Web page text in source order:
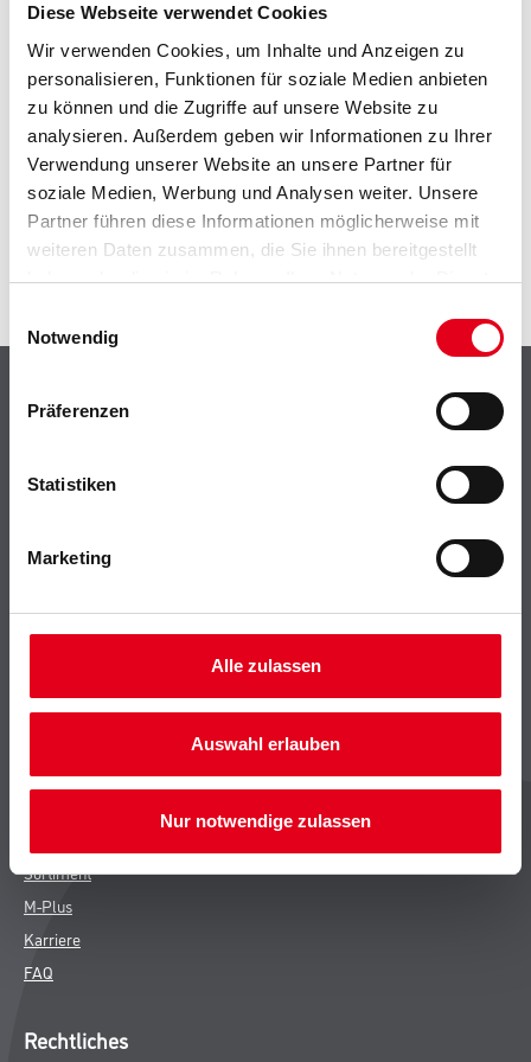
Diese Webseite verwendet Cookies
Wir verwenden Cookies, um Inhalte und Anzeigen zu
personalisieren, Funktionen für soziale Medien anbieten
zu können und die Zugriffe auf unsere Website zu
analysieren. Außerdem geben wir Informationen zu Ihrer
Verwendung unserer Website an unsere Partner für
soziale Medien, Werbung und Analysen weiter. Unsere
Partner führen diese Informationen möglicherweise mit
weiteren Daten zusammen, die Sie ihnen bereitgestellt
haben oder die sie im Rahmen Ihrer Nutzung der Dienste
Notwendig
Präferenzen
Statistiken
Marketing
Alle zulassen
Auswahl erlauben
Nur notwendige zulassen
EIN KLEINER ZWISCHENFALL
IST AUFGETRETEN
Keine Sorge, wir pinseln schon an der Lösung und
werden das Problem so schnell wie möglich beheben.
Erkunden Sie in der Zwischenzeit unseren Online-Shop
und lassen Sie sich inspirieren.
ZURÜCK ZUM ONLINE-SHOP
Trockenbau
Bodenbeläge
Unternehmen
Sortiment
M-Plus
Karriere
FAQ
Rechtliches